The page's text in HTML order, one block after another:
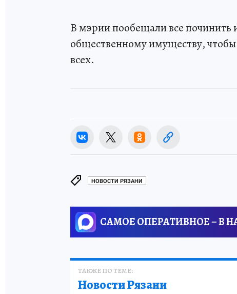
В мэрии пообещали все починить
общественному имуществу,
всех.
НОВОСТИ РЯЗАНИ
САМОЕ ОПЕРАТИВНОЕ – В
ТАКЖЕ ПО ТЕМЕ:
Новости Рязани